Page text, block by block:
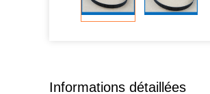
Informations détaillées